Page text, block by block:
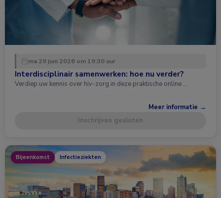
ma 29 juni 2026 om 19:30 uur
Interdisciplinair samenwerken: hoe nu verder?
Verdiep uw kennis over hiv-zorg in deze praktische online …
Meer informatie →
Inschrijven gesloten
Bijeenkomst Infectieziekten